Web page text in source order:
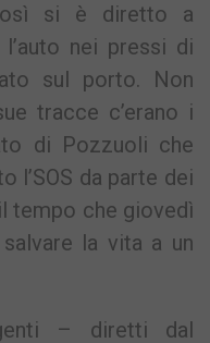
si è diretto a
nei pressi di
sul porto. Non
tracce c’erano i
di Pozzuoli che
l’SOS da parte dei
tempo che giovedì
la vita a un
– diretti dal